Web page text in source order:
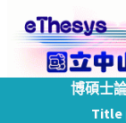
博碩士
Title